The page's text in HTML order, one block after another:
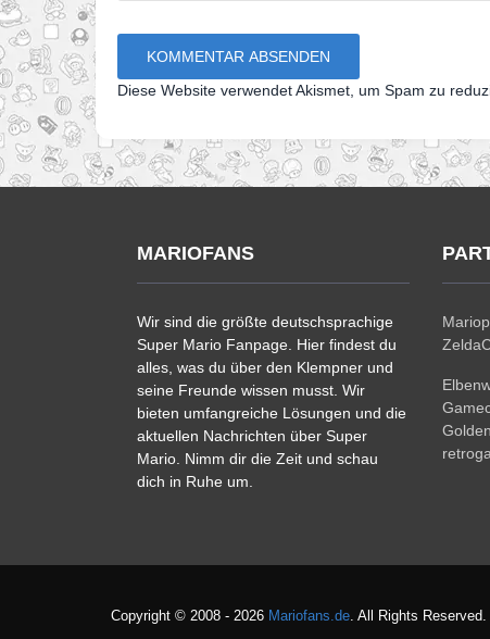
Diese Website verwendet Akismet, um Spam zu
MARIOFANS
Wir sind die größte deutschsprachige
Super Mario Fanpage. Hier findest du
alles, was du über den Klempner und
seine Freunde wissen musst. Wir
bieten umfangreiche Lösungen und die
aktuellen Nachrichten über Super
Mario. Nimm dir die Zeit und schau
dich in Ruhe um.
Copyright © 2008 - 2026 Mariofans.de. All Rights Reserved.